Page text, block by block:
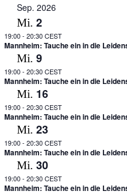
Sep. 2026
Mi. 2
19:00- 20:30 CEST
Mannheim: Tauche ein in die
Mi. 9
19:00- 20:30 CEST
Mannheim: Tauche ein in die
Mi. 16
19:00- 20:30 CEST
Mannheim: Tauche ein in die
Mi. 23
19:00- 20:30 CEST
Mannheim: Tauche ein in die
Mi. 30
19:00- 20:30 CEST
Mannheim: Tauche ein in die